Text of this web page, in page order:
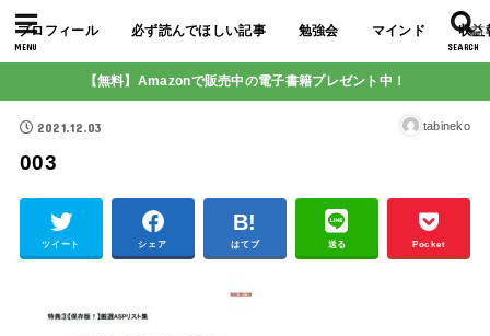
SEARCH
MENU
プロフィール 必ず読んでほしい記事 勉強会 マインド 収益
【無料】Amazonで販売中の電子書籍プレゼント中！
2021.12.03 tabineko
003
ツイート シェア はてブ 送る Pocket